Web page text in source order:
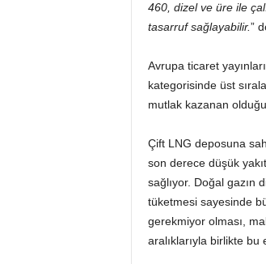
460, dizel ve üre ile
tasarruf sağlayabilir.”
Avrupa ticaret
kategorisinde üst
mutlak kazanan
Çift LNG deposuna
son derece düşük
sağlıyor. Doğal gazın
tüketmesi sayesinde
gerekmiyor olması,
aralıklarıyla birlikte